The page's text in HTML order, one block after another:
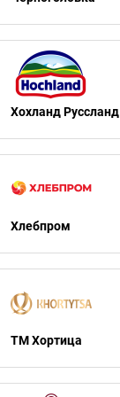
Хохланд Руссланд
Хлебпром
ТМ Хортица